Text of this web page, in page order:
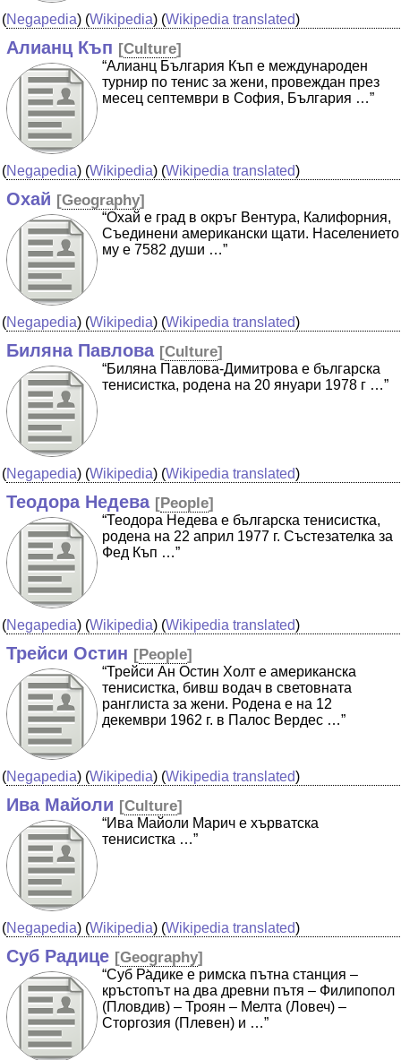
(Negapedia) (Wikipedia) (Wikipedia translated)
Алианц Къп [Culture]
“Алианц България Къп е международен
турнир по тенис за жени, провеждан през
месец септември в София, България …”
(Negapedia) (Wikipedia) (Wikipedia translated)
Охай [Geography]
“Охай е град в окръг Вентура, Калифорния,
Съединени американски щати. Населението
му е 7582 души …”
(Negapedia) (Wikipedia) (Wikipedia translated)
Биляна Павлова [Culture]
“Биляна Павлова-Димитрова е българска
тенисистка, родена на 20 януари 1978 г …”
(Negapedia) (Wikipedia) (Wikipedia translated)
Теодора Недева [People]
“Теодора Недева е българска тенисистка,
родена на 22 април 1977 г. Състезателка за
Фед Къп …”
(Negapedia) (Wikipedia) (Wikipedia translated)
Трейси Остин [People]
“Трейси Ан Остин Холт е американска
тенисистка, бивш водач в световната
ранглиста за жени. Родена е на 12
декември 1962 г. в Палос Вердес …”
(Negapedia) (Wikipedia) (Wikipedia translated)
Ива Майоли [Culture]
“Ива Майоли Марич е хърватска
тенисистка …”
(Negapedia) (Wikipedia) (Wikipedia translated)
Суб Радице [Geography]
“Суб Ра̀дике е римска пътна станция –
кръстопът на два древни пътя – Филипопол
(Пловдив) – Троян – Мелта (Ловеч) –
Сторгозия (Плевен) и …”